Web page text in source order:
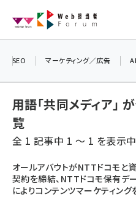
ン
seo (3538)
ai (2820)
youtube (2444)
SEO マーケティング／広告 AI
用語「共同メディア」
覧
全 1 記事中 1 ～ 1 を表示中
オールアバウトがNTTドコモと
契約を締結、NTTドコモ保有デ
によりコンテンツマーケティング